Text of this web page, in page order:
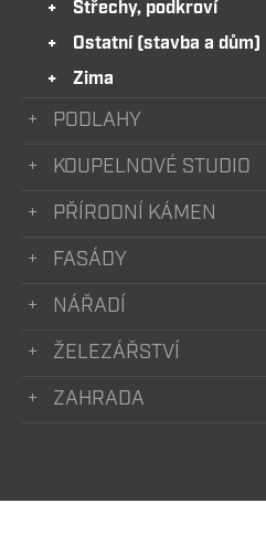
Střechy, podkroví
Ostatní (stavba a dům)
Zima
PODLAHY
KOUPELNOVÉ STUDIO
PŘÍRODNÍ KÁMEN
FASÁDY
NÁŘADÍ
ŽELEZÁŘSTVÍ
ZAHRADA